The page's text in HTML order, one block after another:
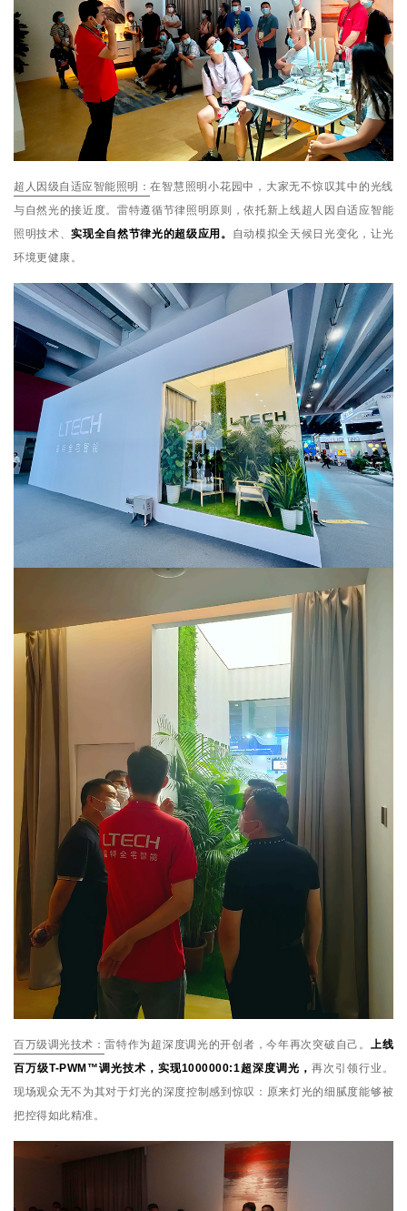
超人因级自适应智能照明： 在智慧照明小花园中，大家无不惊叹其中的光线
与自然光的接近度。雷特遵循节律照明原则，依托新上线超人因自适应智能
照明技术、实现全自然节律光的超级应用。 自动模拟全天候日光变化，让光
环境更健康。
百万级调光技术： 雷特作为超深度调光的开创者，今年再次突破自己。 上线
百万级T-PWM™调光技术，实现1000000:1超深度调光， 再次引领行业。
现场观众无不为其对于灯光的深度控制感到惊叹：原来灯光的细腻度能够被
把控得如此精准。